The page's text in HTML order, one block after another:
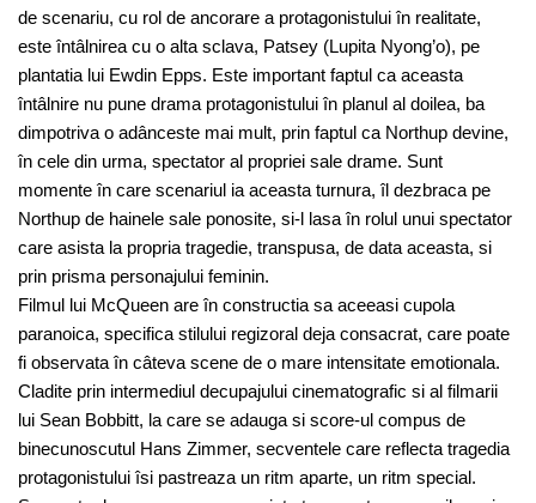
de scenariu, cu rol de ancorare a protagonistului în realitate,
este întâlnirea cu o alta sclava, Patsey (Lupita Nyong’o), pe
plantatia lui Ewdin Epps. Este important faptul ca aceasta
întâlnire nu pune drama protagonistului în planul al doilea, ba
dimpotriva o adânceste mai mult, prin faptul ca Northup devine,
în cele din urma, spectator al propriei sale drame. Sunt
momente în care scenariul ia aceasta turnura, îl dezbraca pe
Northup de hainele sale ponosite, si-l lasa în rolul unui spectator
care asista la propria tragedie, transpusa, de data aceasta, si
prin prisma personajului feminin.
Filmul lui McQueen are în constructia sa aceeasi cupola
paranoica, specifica stilului regizoral deja consacrat, care poate
fi observata în câteva scene de o mare intensitate emotionala.
Cladite prin intermediul decupajului cinematografic si al filmarii
lui Sean Bobbitt, la care se adauga si score-ul compus de
binecunoscutul Hans Zimmer, secventele care reflecta tragedia
protagonistului îsi pastreaza un ritm aparte, un ritm special.